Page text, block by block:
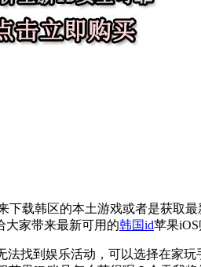
载韩区的本土游戏或者是获取
大家带来最新可用的韩国id苹果
找到娱乐活动，可以选择在家